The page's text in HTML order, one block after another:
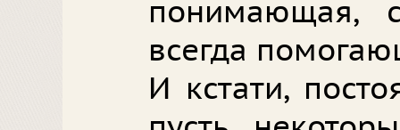
понимающая,
всегда
И кстати,